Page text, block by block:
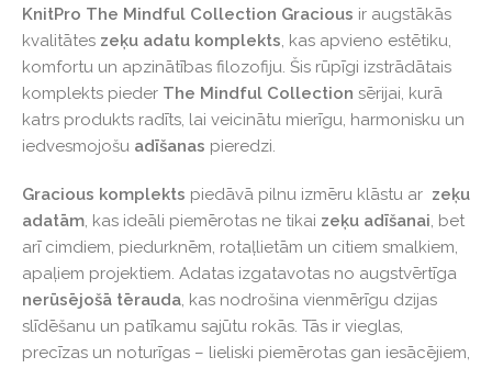
KnitPro The Mindful Collection Gracious ir augstākās
kvalitātes zeķu adatu komplekts, kas apvieno estētiku,
komfortu un apzinātības filozofiju. Šis rūpīgi izstrādātais
komplekts pieder The Mindful Collection sērijai, kurā
katrs produkts radīts, lai veicinātu mierīgu, harmonisku un
iedvesmojošu adīšanas pieredzi.
Gracious komplekts piedāvā pilnu izmēru klāstu ar zeķu
adatām, kas ideāli piemērotas ne tikai zeķu adīšanai, bet
arī cimdiem, piedurknēm, rotaļlietām un citiem smalkiem,
apaļiem projektiem. Adatas izgatavotas no augstvērtīga
nerūsējošā tērauda, kas nodrošina vienmērīgu dzijas
slīdēšanu un patīkamu sajūtu rokās. Tās ir vieglas,
precīzas un noturīgas – lieliski piemērotas gan iesācējiem,